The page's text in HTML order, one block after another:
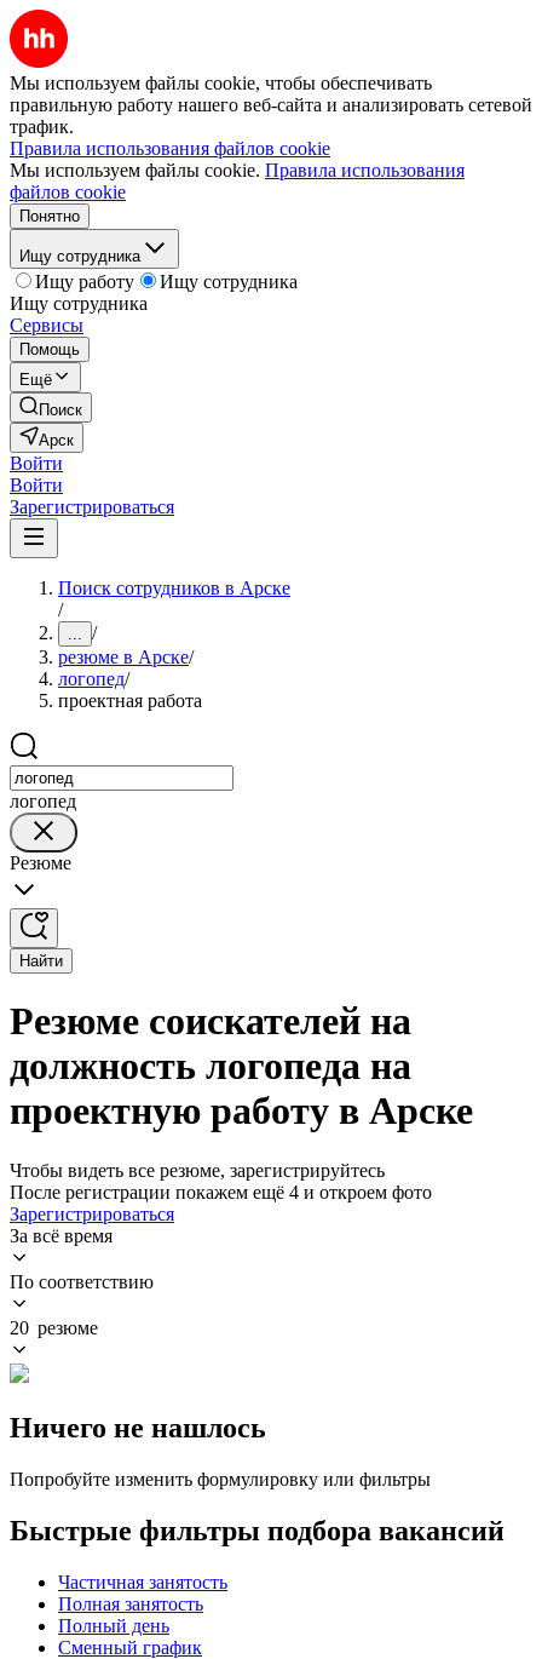
Мы используем файлы cookie, чтобы обеспечивать
правильную работу нашего веб-сайта и анализировать сетевой
трафик.
Правила использования файлов cookie
Мы используем файлы cookie. Правила использования
файлов cookie
Понятно
Ищу сотрудника
Ищу работу
Ищу сотрудника
Ищу сотрудника
Сервисы
Помощь
Ещё
Поиск
Арск
Войти
Войти
Зарегистрироваться
Поиск сотрудников в Арске
/
... /
резюме в Арске/
логопед/
проектная работа
логопед
Резюме
Найти
Резюме соискателей на
должность логопеда на
проектную работу в Арске
Чтобы видеть все резюме, зарегистрируйтесь
После регистрации покажем ещё 4 и откроем фото
Зарегистрироваться
За всё время
По соответствию
20 резюме
Ничего не нашлось
Попробуйте изменить формулировку или фильтры
Быстрые фильтры подбора вакансий
Частичная занятость
Полная занятость
Полный день
Сменный график